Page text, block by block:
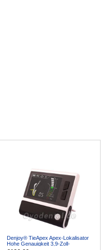
Denjoy® TieApex Apex-Lokalisator
Hohe Genauigkeit 3,9-Zoll-